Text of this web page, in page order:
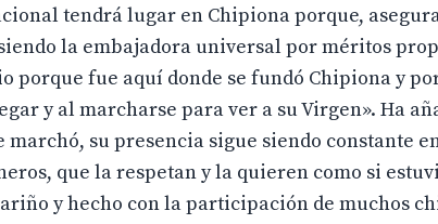
tendrá lugar en Chipiona porque,
la embajadora universal por méritos
porque fue aquí donde se fundó Chipiona y
y al marcharse para ver a su Virgen». Ha
marchó, su presencia sigue siendo constante
que la respetan y la quieren como si
y hecho con la participación de muchos